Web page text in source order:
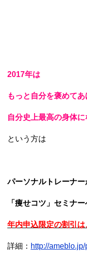
2017年は
もっと自分を褒めて
自分史上最高の身体に
という方は
パーソナルトレーナー
「痩せコツ」セミナー
年内申込限定の割引
詳細： http://